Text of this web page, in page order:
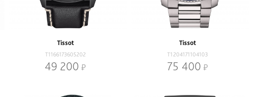
Tissot
T1166173605202
49 200
Tissot
T1204171104103
75 400